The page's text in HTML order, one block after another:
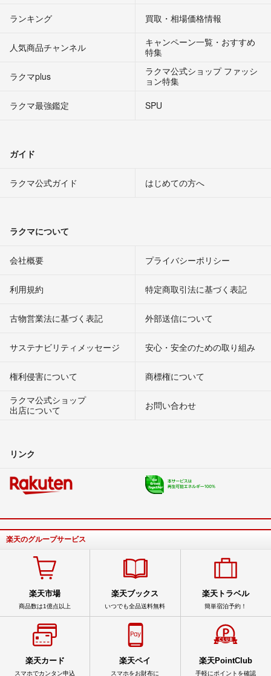
ランキング 買取・相場価格情報
人気商品チャンネル
キャンペーン一覧・おすすめ
特集
ラクマplus
ラクマ公式ショップ ファッシ
ョン特集
ラクマ最強鑑定
SPU
ガイド
ラクマ公式ガイド はじめての方へ
ラクマについて
会社概要 プライバシーポリシー
利用規約 特定商取引法に基づく表記
古物営業法に基づく表記 外部送信について
サステナビリティメッセージ 安心・安全のための取り組み
権利侵害について
商標権について
ラクマ公式ショップ
出店について
お問い合わせ
リンク
楽天のグループサービス
楽天市場
商品数は1億点以上
楽天ブックス
いつでも全品送料無料
楽天トラベル
簡単宿泊予約！
楽天カード
スマホでカンタン申込
楽天ペイ
スマホをお財布に
楽天PointClub
手軽にポイントを確認